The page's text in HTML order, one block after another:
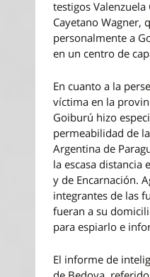
testigos
Cayetano Wagner,
personalmente a
en un centro de
En cuanto a la
víctima en la
Goiburú hizo
permeabilidad de
Argentina de
la escasa distancia
y de Encarnación.
integrantes de las
fueran a su
para espiarlo e
El informe de